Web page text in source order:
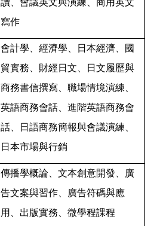
讀、會議英文與演練、商用英文
寫作
會計學、經濟學、日本經濟、國
貿實務、財經日文、日文履歷與
商務書信撰寫、職場情境演練、
英語商務會話、進階英語商務會
話、日語商務簡報與會議演練、
日本市場與行銷
傳播學概論、文本創意開發、廣
告文案與習作、廣告符碼與應
用、出版實務、微學程課程